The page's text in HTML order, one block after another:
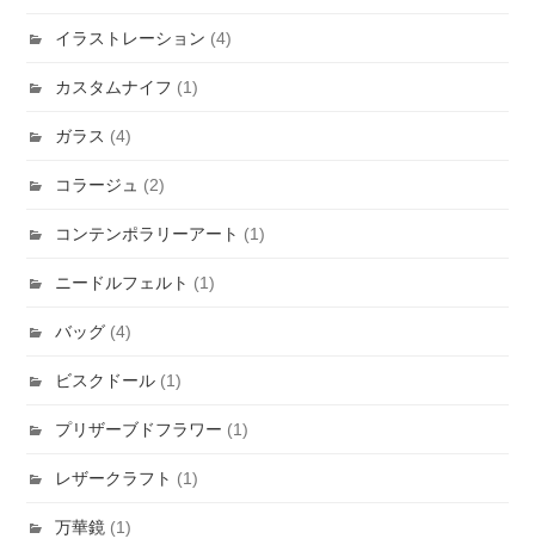
イラストレーション (4)
カスタムナイフ (1)
ガラス (4)
コラージュ (2)
コンテンポラリーアート (1)
ニードルフェルト (1)
バッグ (4)
ビスクドール (1)
プリザーブドフラワー (1)
レザークラフト (1)
万華鏡 (1)